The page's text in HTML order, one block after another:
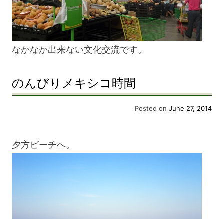
なかなか出来ない文化交流です。
のんびりメキシコ時間
Posted on June 27, 2014
夕方ビーチへ。